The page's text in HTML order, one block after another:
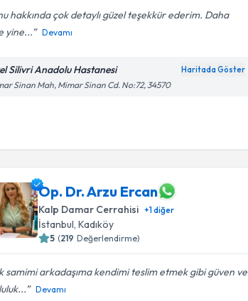
hakkında çok detaylı güzel teşekkür ederim. Daha
yine...
Devamı
Silivri Anadolu Hastanesi Haritada Göster
Sinan Mah, Mimar Sinan Cd. No:72, 34570
Op. Dr. Arzu Ercan
Kalp Damar Cerrahisi +1diğer
İstanbul, Kadıköy
5 (219 Değerlendirme)
samimi arkadaşıma kendimi teslim etmek gibi güven ve
Devamı